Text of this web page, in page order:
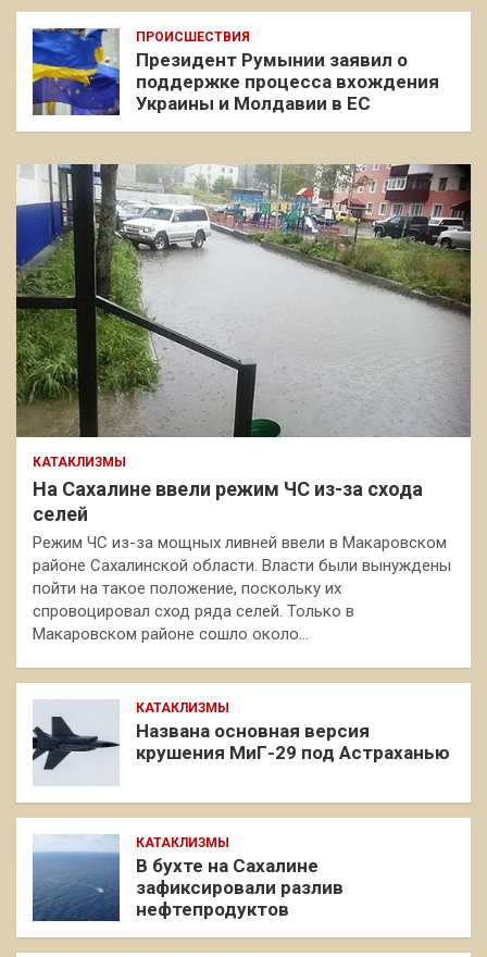
ПРОИСШЕСТВИЯ
Президент Румынии заявил о
поддержке процесса вхождения
Украины и Молдавии в ЕС
КАТАКЛИЗМЫ
На Сахалине ввели режим ЧС из-за схода
селей
Режим ЧС из-за мощных ливней ввели в Макаровском
районе Сахалинской области. Власти были вынуждены
пойти на такое положение, поскольку их
спровоцировал сход ряда селей. Только в
Макаровском районе сошло около…
КАТАКЛИЗМЫ
Названа основная версия
крушения МиГ-29 под Астраханью
КАТАКЛИЗМЫ
В бухте на Сахалине
зафиксировали разлив
нефтепродуктов